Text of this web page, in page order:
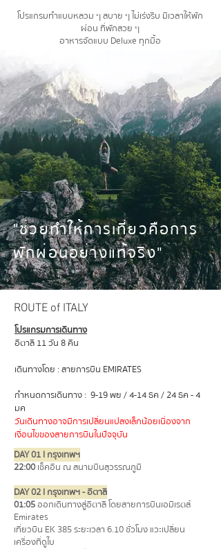
โปรแกรมทำแบบหลวม ๆ สบาย ๆ ไม่เร่งรีบ มีเวลาให้พัก
ผ่อน ที่พักสวย ๆ
อาหารจัดแบบ Deluxe ทุกมื้อ
"ช่วยทำให้การเที่ยวคือการ
พักผ่อนอย่างแท้จริง"
ROUTE of ITALY
โปรแกรมการเดินทาง
อิตาลี 11 วัน 8 คืน
เดินทางโดย : สายการบิิน EMIRATES
กำหนดการเดินทาง : 9-19 พย / 4-14 ธค / 24 ธค - 4
มค
วันเดินทางอาจมีการเปลี่ยนแปลงเล็กน้อยเนื่องจาก
เงื่อนไขของสายการบินในปัจจุบัน
DAY 01 l กรุงเทพฯ
22:00เช็คอิน ณ สนามบินสุวรรณภูมิ
DAY 02 l กรุงเทพฯ - อิตาลี
01:05ออกเดินทางสู่อิตาลี โดยสายการบินเอมิเรตส์
Emirates
เที่ยวบิน EK 385 ระยะเวลา 6.10 ชั่วโมง แวะเปลี่ยน
เครื่องที่ดูไบ